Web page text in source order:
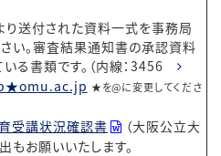
送付された資料一式を事務局
い。審査結果通知書の承認資料
る書類です。（内線：3456
★を@に変更してくださ
受講状況確認書
（大阪公立大
もお願いいたします。